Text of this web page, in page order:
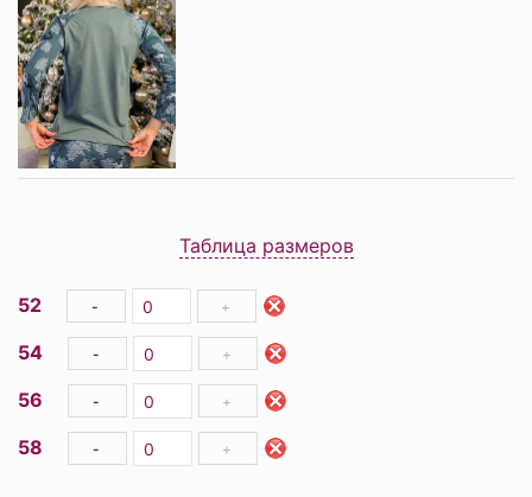
Таблица размеров
52 - +
54 - +
56 - +
58 - +